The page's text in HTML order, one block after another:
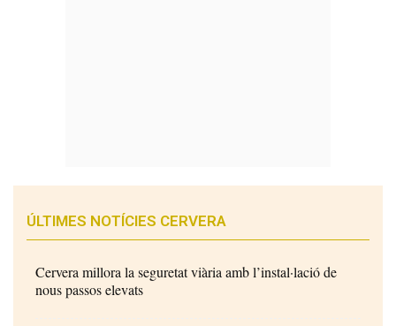
ÚLTIMES NOTÍCIES CERVERA
Cervera millora la seguretat viària amb l’instal·lació de
nous passos elevats